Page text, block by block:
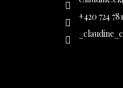
+420 724